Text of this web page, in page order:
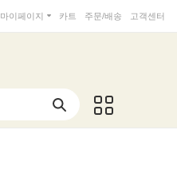
마이페이지 카트 주문/배송 고객센터